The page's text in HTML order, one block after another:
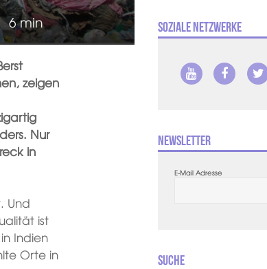
6 min
zeigen
Nur
in
Und
ist
Indien
Orte in
Soziale Netzwerke
Newsletter
E-Mail Adresse
Suche